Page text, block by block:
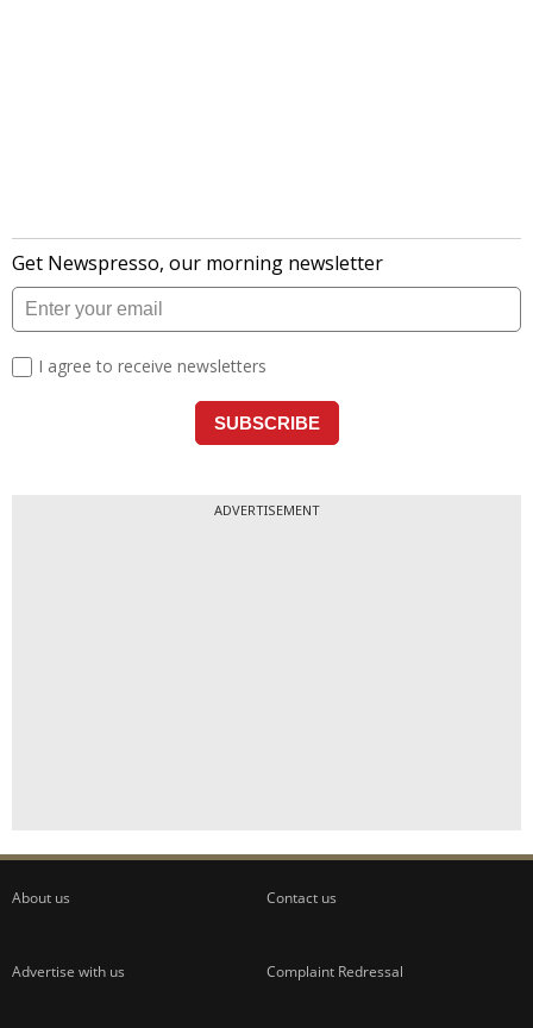
ADVERTISEMENT
About us Contact us
Advertise with us Complaint Redressal